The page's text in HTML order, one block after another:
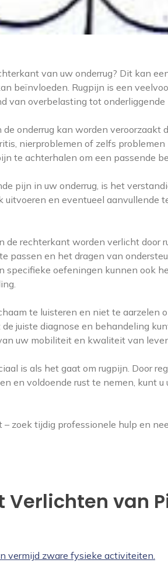
van uw onderrug? Dit kan
beïnvloeden. Rugpijn is een
van overbelasting tot
onderrug kan worden veroorzaakt
nierproblemen of zelfs
te achterhalen om een passende
pijn in uw onderrug, is het
uitvoeren en eventueel aanvullende
de rechterkant worden verlicht door
passen en het dragen van
specifieke oefeningen kunnen ook
te luisteren en niet te aarzelen
juiste diagnose en behandeling
uw mobiliteit en kwaliteit van
is als het gaat om rugpijn. Door
en voldoende rust te nemen, kunt u
– zoek tijdig professionele hulp en
Verlichten van
vermijd zware fysieke activiteiten.